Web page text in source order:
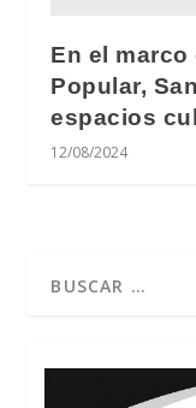
En el
Popular,
espacios
12/08/2024